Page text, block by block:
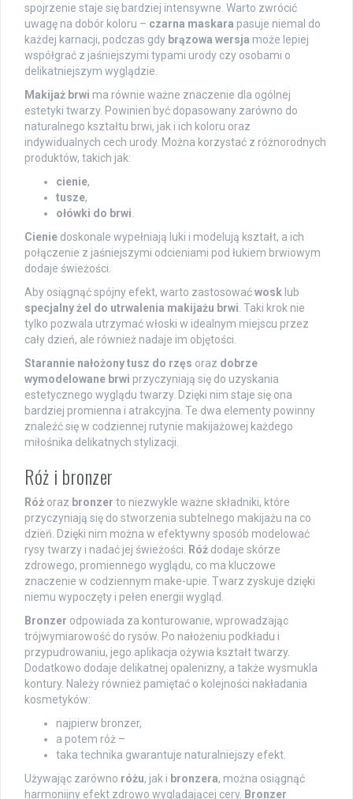
spojrzenie staje się bardziej intensywne. Warto zwrócić
uwagę na dobór koloru – czarna maskara pasuje niemal do
każdej karnacji, podczas gdy brązowa wersja może lepiej
współgrać z jaśniejszymi typami urody czy osobami o
delikatniejszym wyglądzie.
Makijaż brwi ma równie ważne znaczenie dla ogólnej
estetyki twarzy. Powinien być dopasowany zarówno do
naturalnego kształtu brwi, jak i ich koloru oraz
indywidualnych cech urody. Można korzystać z różnorodnych
produktów, takich jak:
cienie,
tusze,
ołówki do brwi
Cienie doskonale wypełniają luki i modelują kształt, a ich
połączenie z jaśniejszymi odcieniami pod łukiem brwiowym
dodaje świeżości.
Aby osiągnąć spójny efekt, warto zastosowaćwosk lub
specjalny żel do utrwalenia makijażu brwi . Taki krok nie
tylko pozwala utrzymać włoski w idealnym miejscu przez
cały dzień, ale również nadaje im objętości.
Starannie nałożony tusz do rzęs oraz dobrze
wymodelowane brwi przyczyniają się do uzyskania
estetycznego wyglądu twarzy. Dzięki nim staje się ona
bardziej promienna i atrakcyjna. Te dwa elementy powinny
znaleźć się w codziennej rutynie makijażowej każdego
miłośnika delikatnych stylizacji.
Róż i bronzer
Róż oraz bronzer to niezwykle ważne składniki, które
przyczyniają się do stworzenia subtelnego makijażu na co
dzień. Dzięki nim można w efektywny sposób modelować
rysy twarzy i nadać jej świeżości.
Róż dodaje skórze
zdrowego, promiennego wyglądu, co ma kluczowe
znaczenie w codziennym make-upie. Twarz zyskuje dzięki
niemu wypoczęty i pełen energii wygląd.
Bronzer odpowiada za konturowanie, wprowadzając
trójwymiarowość do rysów. Po nałożeniu podkładu i
przypudrowaniu, jego aplikacja ożywia kształt twarzy.
Dodatkowo dodaje delikatnej opalenizny, a także wysmukla
kontury. Należy również pamiętać o kolejności nakładania
kosmetyków:
najpierw bronzer,
a potem róż –
taka technika gwarantuje naturalniejszy efekt.
Używając zarówno różu, jak i bronzera, można osiągnąć
harmonijny efekt zdrowo wyglądającej cery. Bronzer